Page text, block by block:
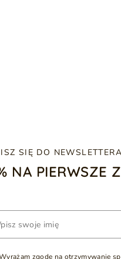
SIĘ DO NEWSLETTERA
NA PIERWSZE
zgodę na otrzymywanie